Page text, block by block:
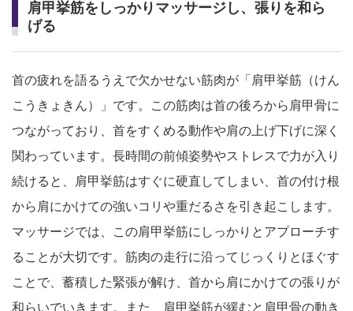
肩甲挙筋をしっかりマッサージし、張りを和ら
げる
首の疲れを語るうえで欠かせない筋肉が「肩甲挙筋（けん
こうきょきん）」です。この筋肉は首の後ろから肩甲骨に
つながっており、首をすくめる動作や肩の上げ下げに深く
関わっています。長時間の前傾姿勢やストレスで力が入り
続けると、肩甲挙筋はすぐに硬直してしまい、首の付け根
から肩にかけての強いコリや重だるさを引き起こします。
マッサージでは、この肩甲挙筋にしっかりとアプローチす
ることが大切です。筋肉の走行に沿ってじっくりとほぐす
ことで、蓄積した緊張が解け、首から肩にかけての張りが
和らいでいきます。また、肩甲挙筋が緩むと肩甲骨の動き